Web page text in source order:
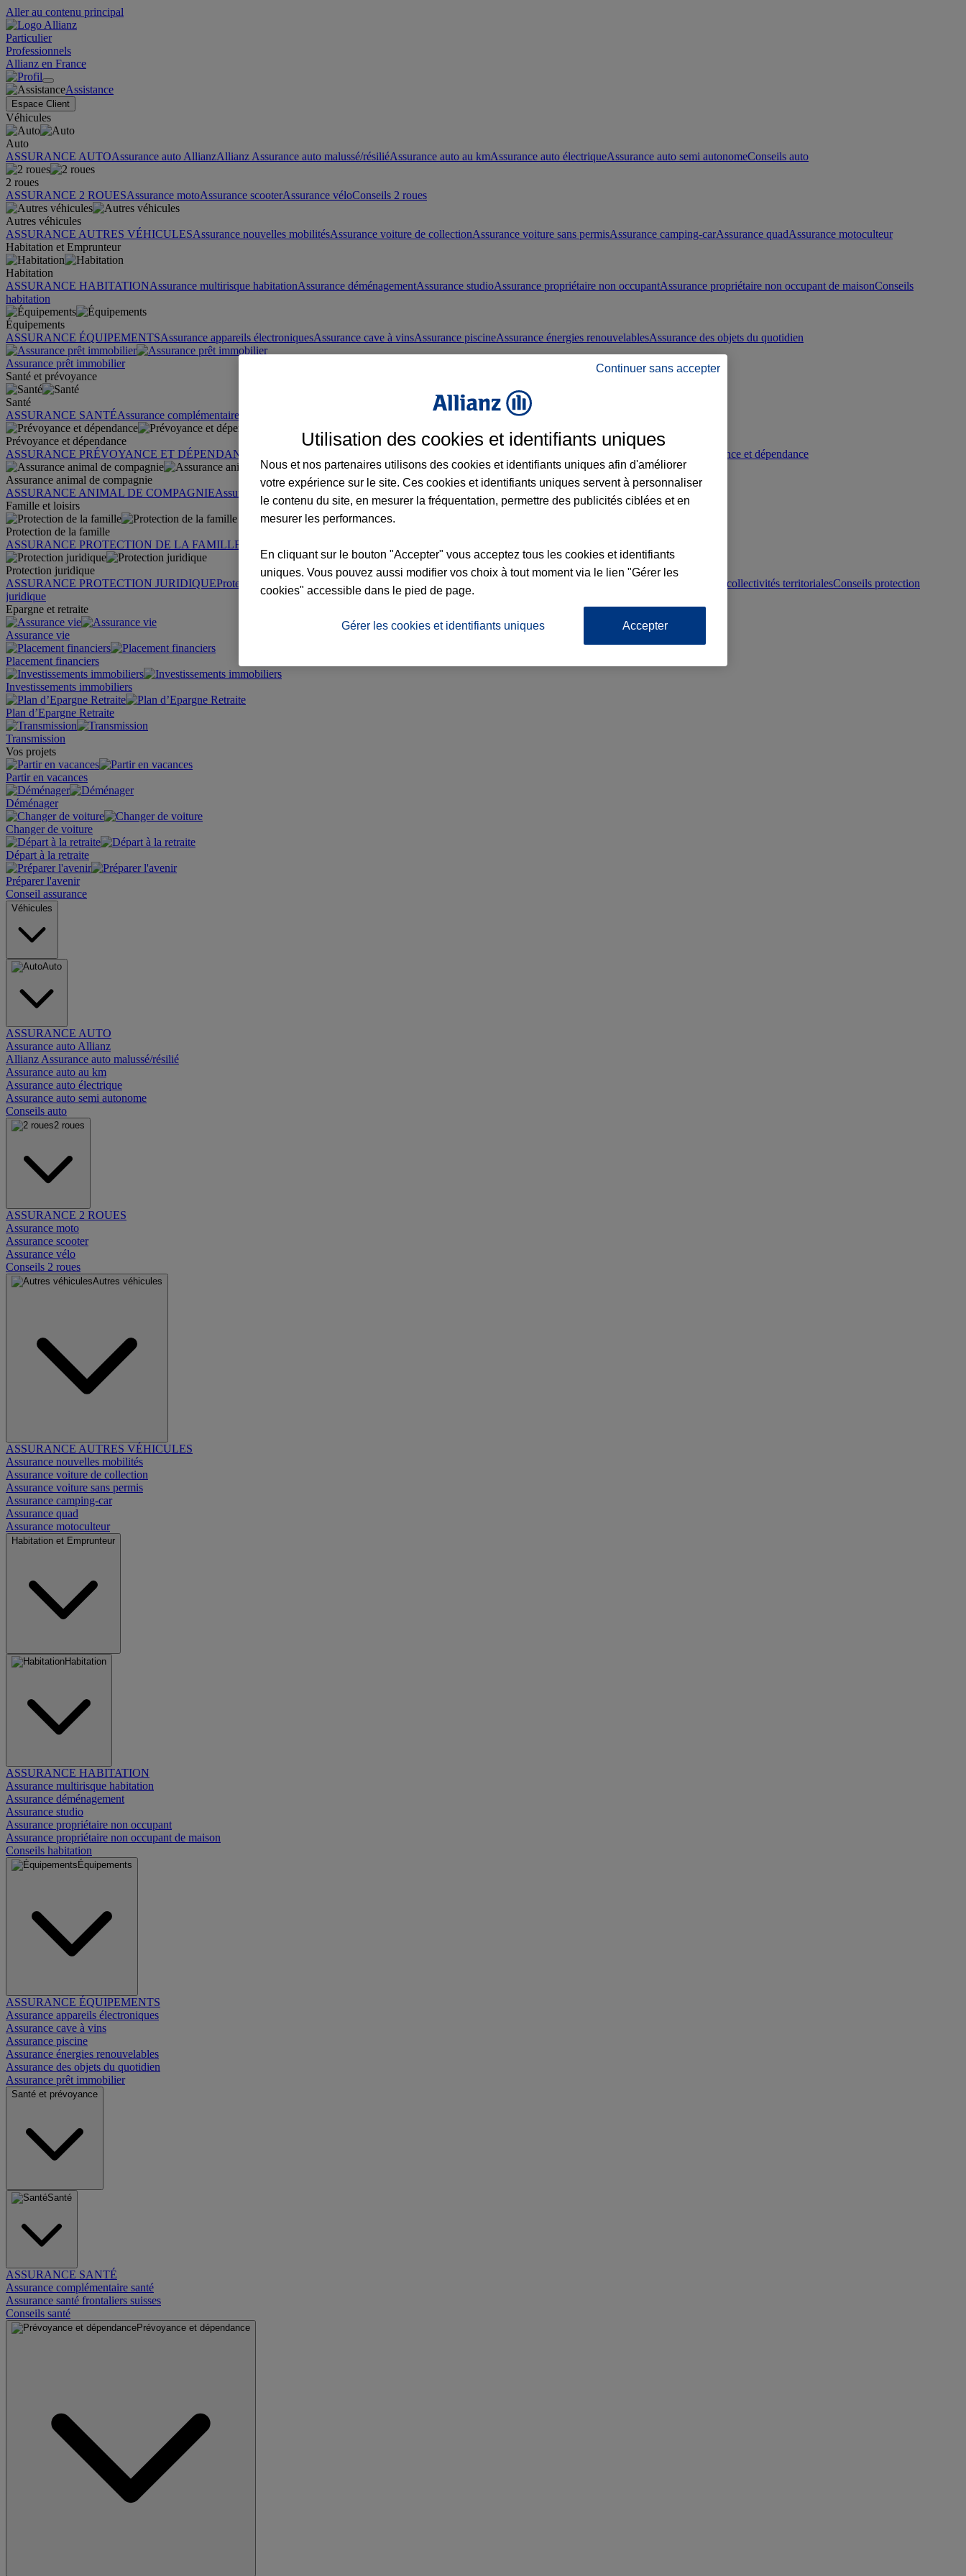
Aller au contenu principal
Particulier
Professionnels
Allianz en France
Assistance
Espace Client
Véhicules
Auto
ASSURANCE AUTOAssurance auto AllianzAllianz Assurance auto malussé/résiliéAssurance auto au kmAssurance auto électriqueAssurance auto semi autonomeConseils auto
2 roues
ASSURANCE 2 ROUESAssurance motoAssurance scooterAssurance véloConseils 2 roues
Autres véhicules
ASSURANCE AUTRES VÉHICULESAssurance nouvelles mobilitésAssurance voiture de collectionAssurance voiture sans permisAssurance camping-carAssurance quadAssurance motoculteur
Habitation et Emprunteur
Habitation
ASSURANCE HABITATIONAssurance multirisque habitationAssurance déménagementAssurance studioAssurance propriétaire non occupantAssurance propriétaire non occupant de maisonConseils
habitation
Équipements
ASSURANCE ÉQUIPEMENTSAssurance appareils électroniquesAssurance cave à vinsAssurance piscineAssurance énergies renouvelablesAssurance des objets du quotidien
Assurance prêt immobilier
Santé et prévoyance
Santé
ASSURANCE SANTÉAssurance complémentaire santé Conseils santé
Prévoyance et dépendance
ASSURANCE PRÉVOYANCE ET DÉPENDANCE
Conseils prévoyance et dépendance
Assurance animal de compagnie
ASSURANCE ANIMAL DE COMPAGNIEAssurance chien Assurance chat
Conseils animal de compagnie
Famille et loisirs
Protection de la famille
ASSURANCE PROTECTION DE LA FAMILLE
Protection juridique
ASSURANCE PROTECTION JURIDIQUEProtection juridique particuliers Protection juridique immobilière Protection juridique collectivités territorialesConseils protection
juridique
Epargne et retraite
Assurance vie
Placement financiers
Investissements immobiliers
Plan d’Epargne Retraite
Transmission
Vos projets
Partir en vacances
Déménager
Changer de voiture
Départ à la retraite
Préparer l'avenir
Conseil assurance
Véhicules
Auto
ASSURANCE AUTO
Assurance auto Allianz
Allianz Assurance auto malussé/résilié
Assurance auto au km
Assurance auto électrique
Assurance auto semi autonome
Conseils auto
2 roues
ASSURANCE 2 ROUES
Assurance moto
Assurance scooter
Assurance vélo
Conseils 2 roues
Autres véhicules
ASSURANCE AUTRES VÉHICULES
Assurance nouvelles mobilités
Assurance voiture de collection
Assurance voiture sans permis
Assurance camping-car
Assurance quad
Assurance motoculteur
Habitation et Emprunteur
Habitation
ASSURANCE HABITATION
Assurance multirisque habitation
Assurance déménagement
Assurance studio
Assurance propriétaire non occupant
Assurance propriétaire non occupant de maison
Conseils habitation
Équipements
ASSURANCE ÉQUIPEMENTS
Assurance appareils électroniques
Assurance cave à vins
Assurance piscine
Assurance énergies renouvelables
Assurance des objets du quotidien
Assurance prêt immobilier
Santé et prévoyance
Santé
ASSURANCE SANTÉ
Assurance complémentaire santé
Assurance santé frontaliers suisses
Conseils santé
Prévoyance et dépendance
Continuer sans accepter
Utilisation des cookies et identifiants uniques
Nous et nos partenaires utilisons des cookies et identifiants uniques afin d'améliorer
votre expérience sur le site. Ces cookies et identifiants uniques servent à personnaliser
le contenu du site, en mesurer la fréquentation, permettre des publicités ciblées et en
mesurer les performances.
En cliquant sur le bouton "Accepter" vous acceptez tous les cookies et identifiants
uniques. Vous pouvez aussi modifier vos choix à tout moment via le lien "Gérer les
cookies" accessible dans le pied de page.
Gérer les cookies et identifiants uniques Accepter